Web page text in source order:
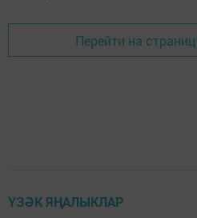
Перейти на
ҮЗӘК ЯҢАЛЫКЛАР